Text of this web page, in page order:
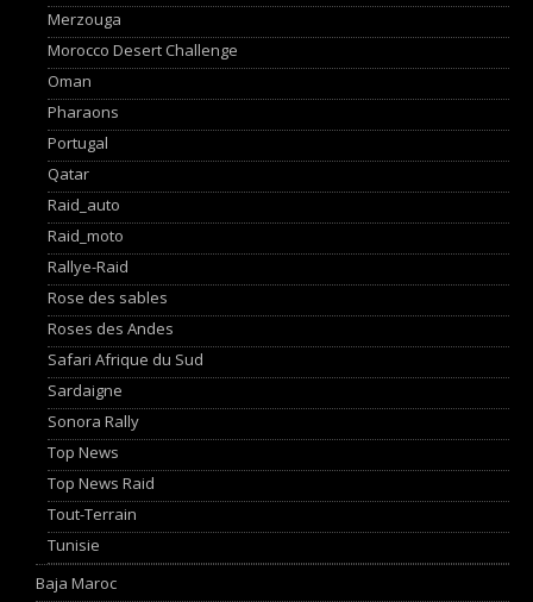
Merzouga
Morocco Desert Challenge
Oman
Pharaons
Portugal
Qatar
Raid_auto
Raid_moto
Rallye-Raid
Rose des sables
Roses des Andes
Safari Afrique du Sud
Sardaigne
Sonora Rally
Top News
Top News Raid
Tout-Terrain
Tunisie
Baja Maroc